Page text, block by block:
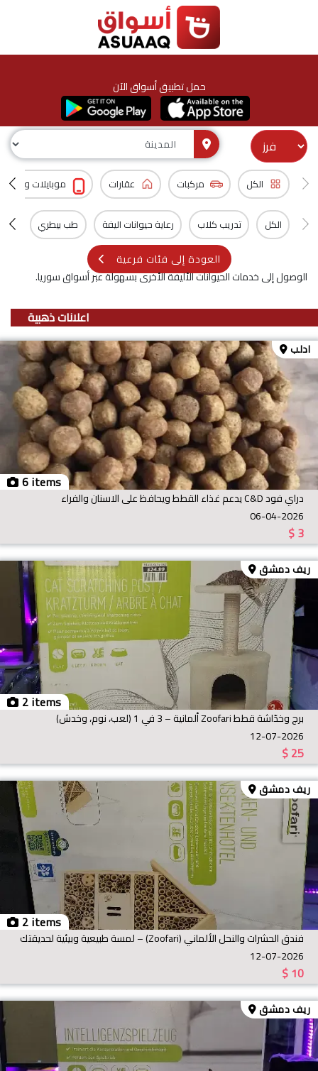
حمل تطبيق أسواق الآن
الكل مركبات عقارات موبايلات و
الكل تدريب كلاب رعاية حيوانات اليفة طب بيطري
العودة إلى فئات فرعية
الوصول إلى خدمات الحيوانات الأليفة الأخرى بسهولة عبر أسواق سوريا.
اعلانات ذهبية
6 items
ادلب
دراي فود C&D يدعم غذاء القطط ويحافظ على الاسنان والفراء
06-04-2026
$3
2 items
ريف دمشق
برج وخدّاشة قطط Zoofari ألمانية – 3 في 1 (لعب، نوم، وخدش)
12-07-2026
$25
2 items
ريف دمشق
فندق الحشرات والنحل الألماني (Zoofari) – لمسة طبيعية وبيئية لحديقتك
12-07-2026
$10
ريف دمشق